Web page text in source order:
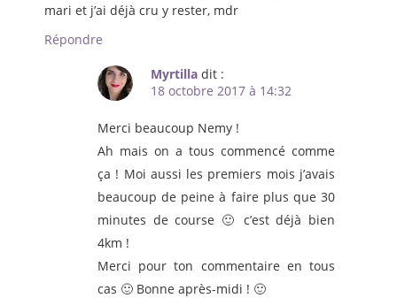
mari et j’ai déjà cru y rester, mdr
Répondre
Myrtilla dit :
18 octobre 2017 à 14:32
Merci beaucoup Nemy !
Ah mais on a tous commencé comme
ça ! Moi aussi les premiers mois j’avais
beaucoup de peine à faire plus que 30
minutes de course 🙂 c’est déjà bien
4km !
Merci pour ton commentaire en tous
cas 🙂 Bonne après-midi ! 🙂